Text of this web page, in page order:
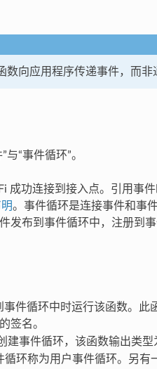
向应用程序传递事件，而非
“事件循环”。
成功连接到接入点。引用事
。事件循环是连接事件和事
发布到事件循环中，注册到
件循环中时运行该函数。此
签名。
建事件循环，该函数输出类型
环称为用户事件循环。另有